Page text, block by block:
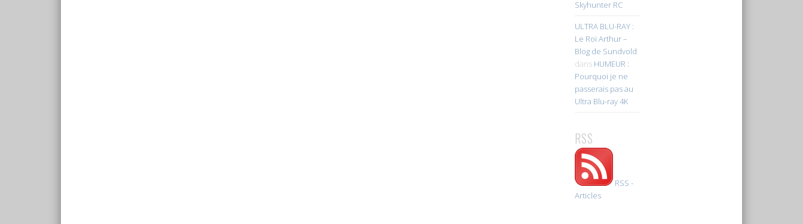
Skyhunter RC
ULTRA BLU-RAY :
Le Roi Arthur –
Blog de Sundvold
dans HUMEUR :
Pourquoi je ne
passerais pas au
Ultra Blu-ray 4K
RSS
RSS -
Articles